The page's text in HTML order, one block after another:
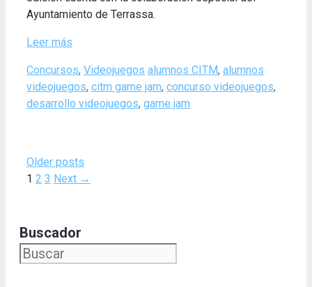
Ayuntamiento de Terrassa.
Leer más
Categories
Concursos, Videojuegos Tags
alumnos CITM, alumnos
videojuegos, citm game jam, concurso videojuegos,
desarrollo videojuegos, game jam
Older posts
Page
1 Page
2 Page
3 Next →
Buscador